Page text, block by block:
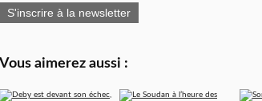
S'inscrire à la newsletter
Vous aimerez aussi :